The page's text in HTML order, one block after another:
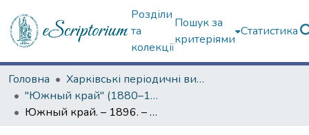
Розділи
та
колекції
Пошук за
критеріями
Статистика
Головна
Харківські періодичні видання
"Южный край" (1880–1919 гг.)
Южный край. – 1896. – 18 ноября (№ 5453)